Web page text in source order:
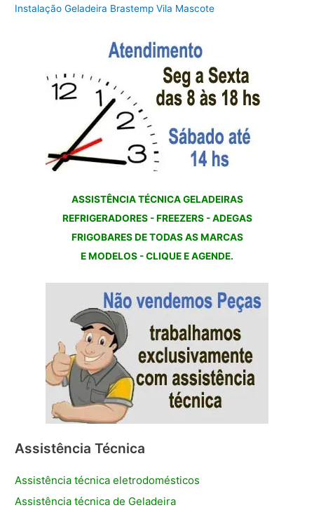
Instalação Geladeira Brastemp Vila Mascote
ASSISTÊNCIA TÉCNICA GELADEIRAS
REFRIGERADORES - FREEZERS - ADEGAS
FRIGOBARES DE TODAS AS MARCAS
E MODELOS - CLIQUE E AGENDE.
Assistência Técnica
Assistência técnica eletrodomésticos
Assistência técnica de Geladeira